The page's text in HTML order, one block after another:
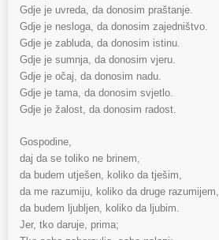
Gdje je uvreda, da donosim praštanje.
Gdje je nesloga, da donosim zajedništvo.
Gdje je zabluda, da donosim istinu.
Gdje je sumnja, da donosim vjeru.
Gdje je očaj, da donosim nadu.
Gdje je tama, da donosim svjetlo.
Gdje je žalost, da donosim radost.
Gospodine,
daj da se toliko ne brinem,
da budem utješen, koliko da tješim,
da me razumiju, koliko da druge razumijem,
da budem ljubljen, koliko da ljubim.
Jer, tko daruje, prima;